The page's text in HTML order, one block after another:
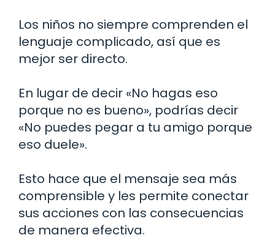
Los niños no siempre comprenden el
lenguaje complicado, así que es
mejor ser directo.
En lugar de decir «No hagas eso
porque no es bueno», podrías decir
«No puedes pegar a tu amigo porque
eso duele».
Esto hace que el mensaje sea más
comprensible y les permite conectar
sus acciones con las consecuencias
de manera efectiva.